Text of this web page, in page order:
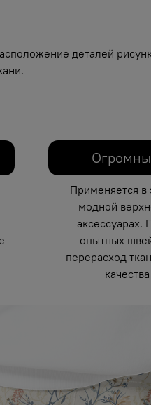
деталей
Применяется в
модной
аксессуарах.
опытных
перерасход